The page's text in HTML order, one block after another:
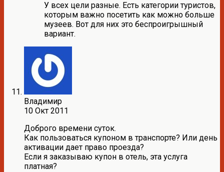
У всех цели разные. Есть категории туристов,
которым важно посетить как можно больше
музеев. Вот для них это беспроигрышный
вариант.
Владимир
10 Окт 2011
Доброго времени суток.
Как пользоваться купоном в транспорте? Или день
активации дает право проезда?
Если я заказываю купон в отель, эта услуга
платная?